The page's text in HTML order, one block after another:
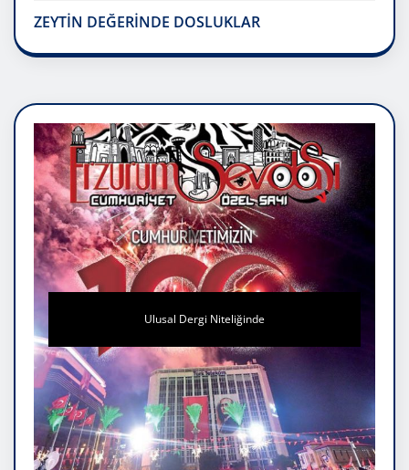
ZEYTİN DEĞERİNDE DOSLUKLAR
Ulusal Dergi Niteliğinde